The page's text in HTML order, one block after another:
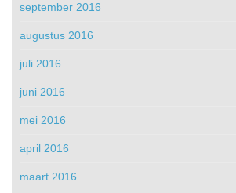
september 2016
augustus 2016
juli 2016
juni 2016
mei 2016
april 2016
maart 2016